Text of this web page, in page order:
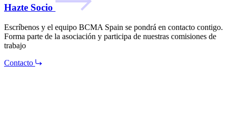
Hazte Socio
Escríbenos y el equipo BCMA Spain se pondrá en contacto contigo.
Forma parte de la asociación y participa de nuestras comisiones de
trabajo
Contacto